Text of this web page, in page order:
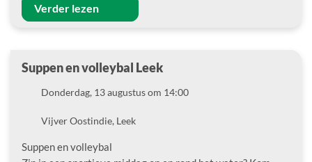
Verder lezen
Suppen en volleybal Leek
DatumDonderdag, 13 augustus om 14:00
LocatieVijver Oostindie, Leek
Suppen en volleybal